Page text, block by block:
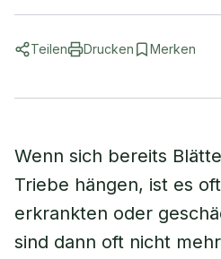
Teilen Drucken Merken
Wenn sich bereits
Triebe hängen, ist es
erkrankten oder
sind dann oft nicht